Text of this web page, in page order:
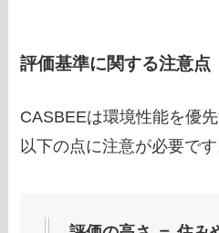
評価基準に関する注意点
CASBEEは環境性能を優
以下の点に注意が必要です